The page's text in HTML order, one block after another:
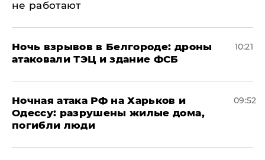
не работают
​Ночь взрывов в Белгороде: дроны
атаковали ТЭЦ и здание ФСБ
10:21
​Ночная атака РФ на Харьков и
Одессу: разрушены жилые дома,
погибли люди
09:52